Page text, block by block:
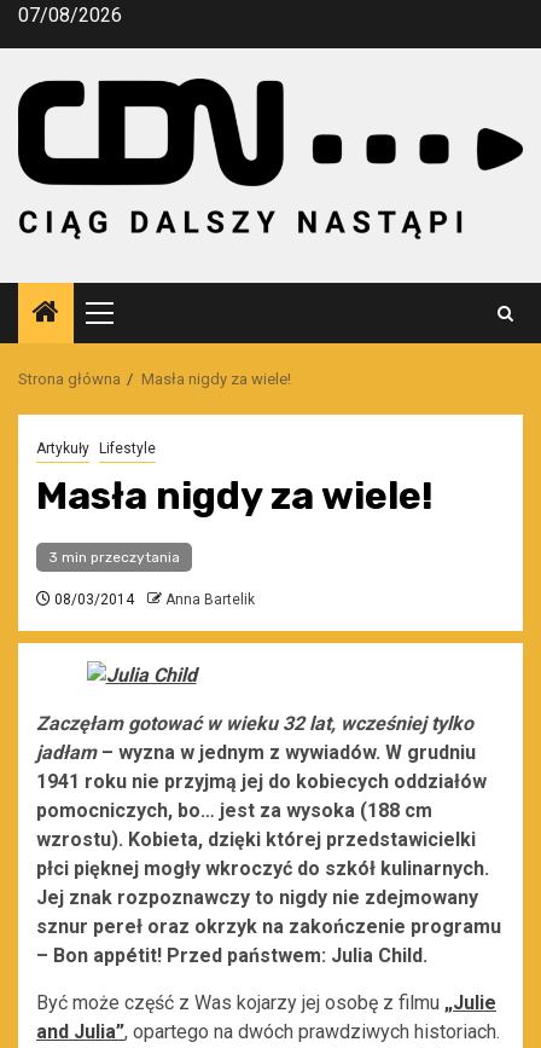
Przejdź
07/08/2026
Menu
główne
Strona główna Masła nigdy za wiele!
Artykuły Lifestyle
Masła nigdy za wiele!
3 min przeczytania
08/03/2014 Anna Bartelik
Zaczęłam gotować w wieku 32 lat, wcześniej tylko
jadłam– wyzna w jednym z wywiadów. W grudniu
1941 roku nie przyjmą jej do kobiecych oddziałów
pomocniczych, bo… jest za wysoka (188 cm
wzrostu). Kobieta, dzięki której przedstawicielki
płci pięknej mogły wkroczyć do szkół kulinarnych.
Jej znak rozpoznawczy to nigdy nie zdejmowany
sznur pereł oraz okrzyk na zakończenie programu
– Bon appétit! Przed państwem: Julia Child.
Być może część z Was kojarzy jej osobę z filmu „Julie
and Julia”, opartego na dwóch prawdziwych historiach.